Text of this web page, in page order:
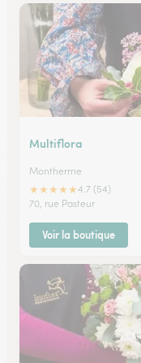
Multiflora
Montherme
★★★★★4.7 (54)
70, rue Pasteur
Voir la boutique